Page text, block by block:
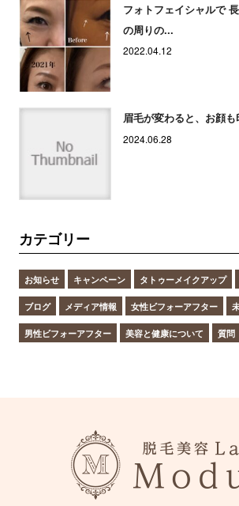
フォトフェイシャルで
の周りの...
2022.04.12
眉毛が変わると、お顔
2024.06.28
カテゴリー
お知らせ キャンペーン タトゥーメイクアップ
ブログ メディア情報 女性ビフォーアフター
男性ビフォーアフター 美容と健康について 質問